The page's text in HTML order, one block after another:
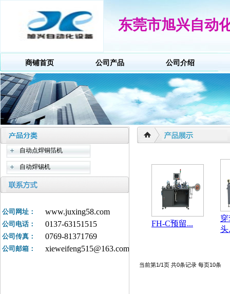
东莞市旭兴自动
商铺首页 公司产品 公司介绍
自动点焊铜箔机
自动焊锡机
公司网址： www.juxing58.com
公司电话： 0137-63151515
公司传真： 0769-81371769
公司邮箱： xieweifeng515@163.com
FH-C预留...
头
当前第1/1页 共0条记录 每页10条